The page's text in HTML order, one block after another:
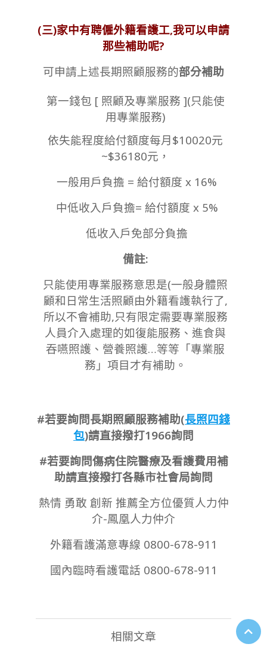
(三)家中有聘僱外籍看護工,我可以申請
那些補助呢?
可申請上述長期照顧服務的部分補助
第一錢包 [ 照顧及專業服務 ](只能使
用專業服務)
依失能程度給付額度每月$10020元
~$36180元，
一般用戶負擔 = 給付額度 x 16%
中低收入戶負擔= 給付額度 x 5%
低收入戶免部分負擔
備註:
只能使用專業服務意思是(一般身體照
顧和日常生活照顧由外籍看護執行了,
所以不會補助,只有限定需要專業服務
人員介入處理的如復能服務、進食與
吞嚥照護、營養照護…等等「專業服
務」項目才有補助。
#若要詢問長期照顧服務補助(長照四錢
包)請直接撥打1966詢問
#若要詢問傷病住院醫療及看護費用補
助請直接撥打各縣市社會局詢問
熱情 勇敢 創新 推薦全方位優質人力仲
介-鳳凰人力仲介
外籍看護滿意專線 0800-678-911
國內臨時看護電話 0800-678-911
相關文章